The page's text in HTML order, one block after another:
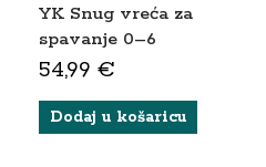
YK Snug vreća za
spavanje 0–6
mjeseci – Ivory
54,99 €
Dodaj u košaricu